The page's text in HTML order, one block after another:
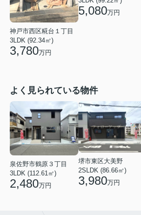
神戸市西区糀台１丁目
3LDK (92.34㎡)
3,780万円
5,080万円
よく見られている物件
泉佐野市鶴原３丁目
3LDK (112.61㎡)
2,480万円
堺市東区大美野
2SLDK (86.66㎡)
3,980万円